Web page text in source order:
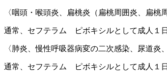
〈咽頭・喉頭炎、扁桃炎（扁桃周囲炎、扁
通常、セフテラム ピボキシルとして成人１
〈肺炎、慢性呼吸器病変の二次感染、尿道炎
通常、セフテラム ピボキシルとして成人１